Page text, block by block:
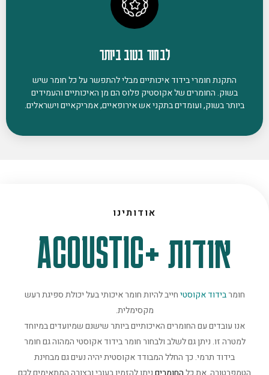
לבחור בטוב ביותר
התקנת חומרי בידוד איכותיים מבלי להתפשר על כל חומר שיש
בשוק. החומרים של אקוסטיק פלוס הם מן האיכותיים והעמידים
ביותר בשוק, ועומדים בתקני אש אירופאיים, אמריקאיים וישראלים.
אודותינו
אודות +ACOUSTIC
חומרבידוד אקוסטיחייב להיות חומר איכותי בעל יכולת ספיגת רעש
מקסימלית.
אנו עובדים עם החומרים האיכותיים ביותר שישנם שמיועדים במיוחד
למטרה זו. ניתן גם לשלב ולבחור חומר בידוד אקוסטי המהוה גם חומר
בידוד תרמי. כך החלל המבודד אקוסטית יהיה נעים גם מבחינת